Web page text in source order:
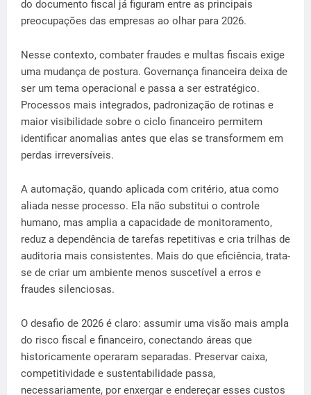
do documento fiscal já figuram entre as principais
preocupações das empresas ao olhar para 2026.
Nesse contexto, combater fraudes e multas fiscais exige
uma mudança de postura. Governança financeira deixa de
ser um tema operacional e passa a ser estratégico.
Processos mais integrados, padronização de rotinas e
maior visibilidade sobre o ciclo financeiro permitem
identificar anomalias antes que elas se transformem em
perdas irreversíveis.
A automação, quando aplicada com critério, atua como
aliada nesse processo. Ela não substitui o controle
humano, mas amplia a capacidade de monitoramento,
reduz a dependência de tarefas repetitivas e cria trilhas de
auditoria mais consistentes. Mais do que eficiência, trata-
se de criar um ambiente menos suscetível a erros e
fraudes silenciosas.
O desafio de 2026 é claro: assumir uma visão mais ampla
do risco fiscal e financeiro, conectando áreas que
historicamente operaram separadas. Preservar caixa,
competitividade e sustentabilidade passa,
necessariamente, por enxergar e endereçar esses custos